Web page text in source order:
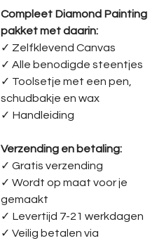
Compleet Diamond Painting
pakket met daarin:
✓ Zelfklevend Canvas
✓ Alle benodigde steentjes
✓ Toolsetje met een pen,
schudbakje en wax
✓ Handleiding
Verzending en betaling:
✓ Gratis verzending
✓ Wordt op maat voor je
gemaakt
✓ Levertijd 7-21 werkdagen
✓ Veilig betalen via